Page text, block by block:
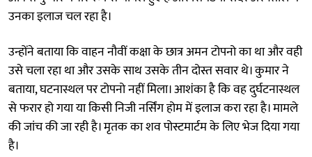
उनका इलाज चल रहा है।
उन्होंने बताया कि वाहन नौवीं कक्षा के छात्र अमन टोपनो का था और वही
उसे चला रहा था और उसके साथ उसके तीन दोस्त सवार थे। कुमार ने
बताया, घटनास्थल पर टोपनो नहीं मिला। आशंका है कि वह दुर्घटनास्थल
से फरार हो गया या किसी निजी नर्सिंग होम में इलाज करा रहा है। मामले
की जांच की जा रही है। मृतक का शव पोस्टमार्टम के लिए भेज दिया गया
है।